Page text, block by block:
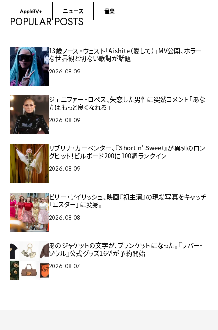
AppleTV+ ニュース 音楽
POPULAR POSTS
13歳ノース・ウェスト「Aishite（愛して）」MV公開、ホラー
な世界観と切ない歌詞が話題
2026.08.09
ジェニファー・ロペス、失恋した男性に突然コメント「あな
たはもっと良くなれる」
2026.08.09
サブリナ・カーペンター、『Short n’ Sweet』が異例のロン
グヒット！ビルボード200に100週ランクイン
2026.08.09
ビリー・アイリッシュ、映画『初主演』の現場写真をキャッチ
「エスター」に変身。
2026.08.08
あのジャケットの文字が、ブランケットになった。『ラバー・
ソウル』公式グッズ16型が予約開始
2026.08.07